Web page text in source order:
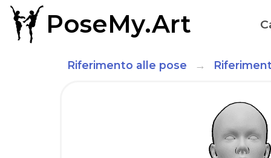
PoseMy.Art
Riferimento alle pose